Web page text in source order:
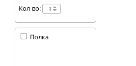
Кол-во:
Полка